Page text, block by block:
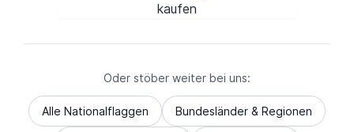
Oder stöber weiter bei uns:
Alle Nationalflaggen Bundesländer & Regionen